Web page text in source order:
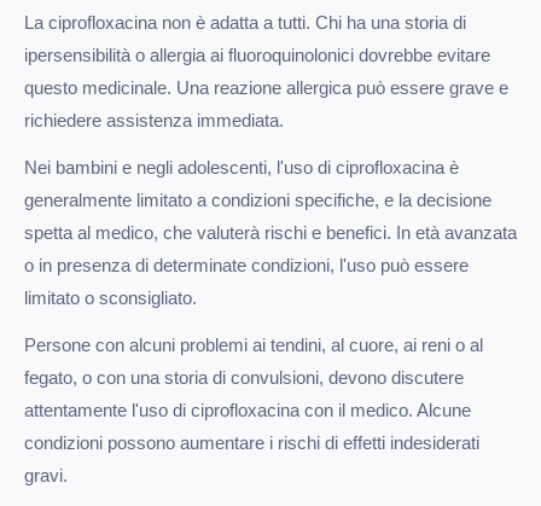
La ciprofloxacina non è adatta a tutti. Chi ha una storia di
ipersensibilità o allergia ai fluoroquinolonici dovrebbe evitare
questo medicinale. Una reazione allergica può essere grave e
richiedere assistenza immediata.
Nei bambini e negli adolescenti, l'uso di ciprofloxacina è
generalmente limitato a condizioni specifiche, e la decisione
spetta al medico, che valuterà rischi e benefici. In età avanzata
o in presenza di determinate condizioni, l'uso può essere
limitato o sconsigliato.
Persone con alcuni problemi ai tendini, al cuore, ai reni o al
fegato, o con una storia di convulsioni, devono discutere
attentamente l'uso di ciprofloxacina con il medico. Alcune
condizioni possono aumentare i rischi di effetti indesiderati
gravi.